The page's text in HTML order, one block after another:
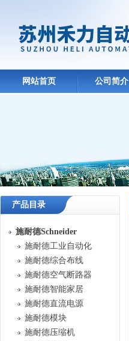
网站首页 公司简介
产品目录
施耐德Schneider
施耐德工业自动化
施耐德综合布线
施耐德空气断路器
施耐德智能家居
施耐德直流电源
施耐德模块
施耐德压缩机